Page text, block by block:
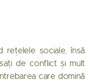
rețelele sociale, însă
de conflict și mult
care domină